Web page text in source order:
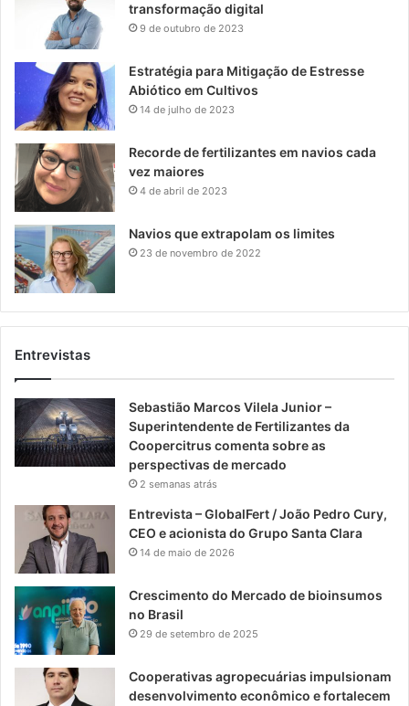
transformação digital
9 de outubro de 2023
Estratégia para Mitigação de Estresse
Abiótico em Cultivos
14 de julho de 2023
Recorde de fertilizantes em navios cada
vez maiores
4 de abril de 2023
Navios que extrapolam os limites
23 de novembro de 2022
Entrevistas
Sebastião Marcos Vilela Junior –
Superintendente de Fertilizantes da
Coopercitrus comenta sobre as
perspectivas de mercado
2 semanas atrás
Entrevista – GlobalFert / João Pedro Cury,
CEO e acionista do Grupo Santa Clara
14 de maio de 2026
Crescimento do Mercado de bioinsumos
no Brasil
29 de setembro de 2025
Cooperativas agropecuárias impulsionam
desenvolvimento econômico e fortalecem